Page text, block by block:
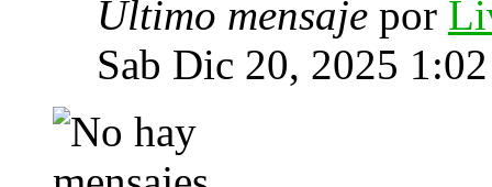
Último mensaje por
Sab Dic 20, 2025